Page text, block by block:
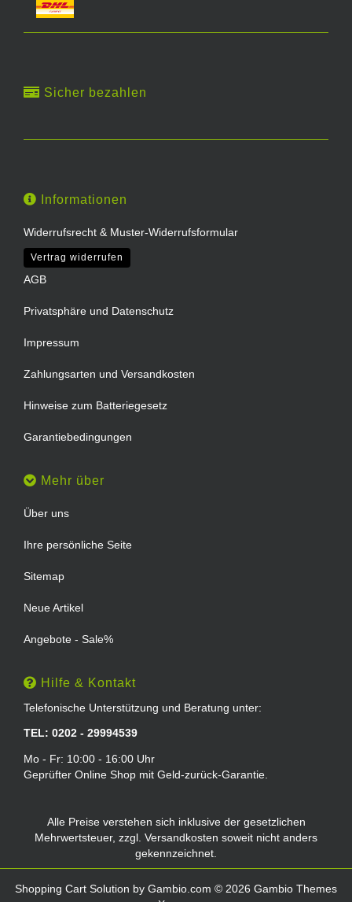
Sicher bezahlen
Informationen
Widerrufsrecht & Muster-Widerrufsformular
Vertrag widerrufen
AGB
Privatsphäre und Datenschutz
Impressum
Zahlungsarten und Versandkosten
Hinweise zum Batteriegesetz
Garantiebedingungen
Mehr über
Über uns
Ihre persönliche Seite
Sitemap
Neue Artikel
Angebote - Sale%
Hilfe & Kontakt
Telefonische Unterstützung und Beratung unter:
TEL: 0202 - 29994539
Mo - Fr: 10:00 - 16:00 Uhr
Geprüfter Online Shop mit Geld-zurück-Garantie.
Alle Preise verstehen sich inklusive der gesetzlichen
Mehrwertsteuer, zzgl. Versandkosten soweit nicht anders
gekennzeichnet.
Shopping Cart Solution by Gambio.com © 2026 Gambio Themes